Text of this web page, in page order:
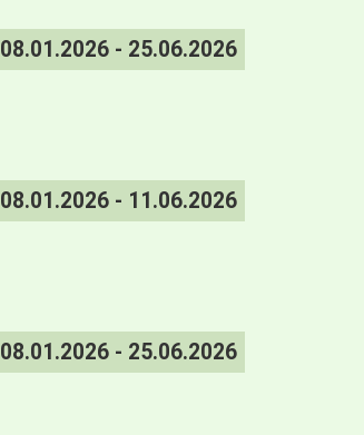
08.01.2026 - 25.06.2026
08.01.2026 - 11.06.2026
08.01.2026 - 25.06.2026